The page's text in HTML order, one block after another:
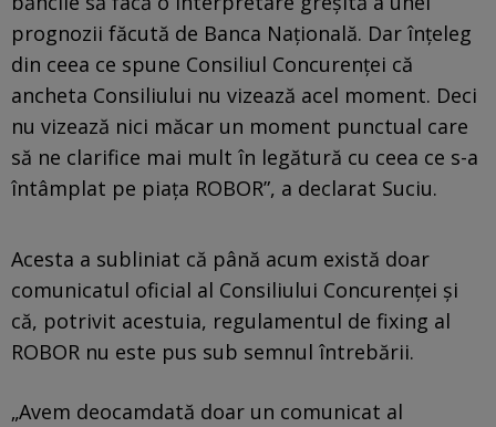
prognozii făcută de Banca Națională. Dar înțeleg
din ceea ce spune Consiliul Concurenței că
ancheta Consiliului nu vizează acel moment. Deci
nu vizează nici măcar un moment punctual care
să ne clarifice mai mult în legătură cu ceea ce s-a
întâmplat pe piața ROBOR”, a declarat Suciu.
Acesta a subliniat că până acum există doar
comunicatul oficial al Consiliului Concurenței și
că, potrivit acestuia, regulamentul de fixing al
ROBOR nu este pus sub semnul întrebării.
„Avem deocamdată doar un comunicat al